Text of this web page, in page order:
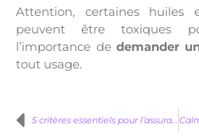
Attention, certaines huiles
peuvent être toxiques
l’importance de demander
tout usage.
5 critères essentiels pour l’assurance santé de votre animal de compagnie